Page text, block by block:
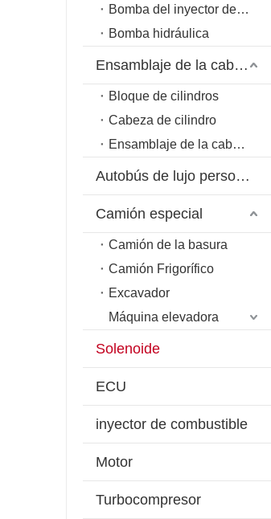
Bomba del inyector de combustible
Bomba hidráulica
Ensamblaje de la cabeza del cilindro
Bloque de cilindros
Cabeza de cilindro
Ensamblaje de la cabeza del cilindro
Autobús de lujo personalizado
Camión especial
Camión de la basura
Camión Frigorífico
Excavador
Máquina elevadora
Solenoide
ECU
inyector de combustible
Motor
Turbocompresor